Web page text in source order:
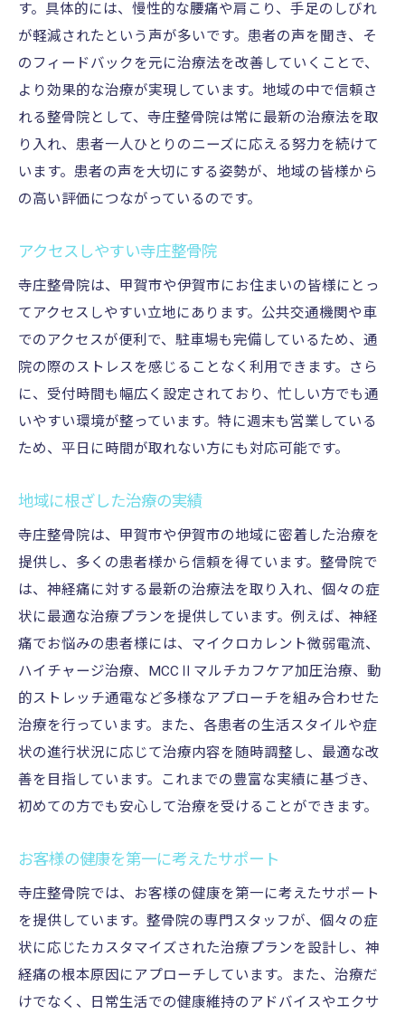
す。具体的には、慢性的な腰痛や肩こり、手足のしびれ
が軽減されたという声が多いです。患者の声を聞き、そ
のフィードバックを元に治療法を改善していくことで、
より効果的な治療が実現しています。地域の中で信頼さ
れる整骨院として、寺庄整骨院は常に最新の治療法を取
り入れ、患者一人ひとりのニーズに応える努力を続けて
います。患者の声を大切にする姿勢が、地域の皆様から
の高い評価につながっているのです。
アクセスしやすい寺庄整骨院
寺庄整骨院は、甲賀市や伊賀市にお住まいの皆様にとっ
てアクセスしやすい立地にあります。公共交通機関や車
でのアクセスが便利で、駐車場も完備しているため、通
院の際のストレスを感じることなく利用できます。さら
に、受付時間も幅広く設定されており、忙しい方でも通
いやすい環境が整っています。特に週末も営業している
ため、平日に時間が取れない方にも対応可能です。
地域に根ざした治療の実績
寺庄整骨院は、甲賀市や伊賀市の地域に密着した治療を
提供し、多くの患者様から信頼を得ています。整骨院で
は、神経痛に対する最新の治療法を取り入れ、個々の症
状に最適な治療プランを提供しています。例えば、神経
痛でお悩みの患者様には、マイクロカレント微弱電流、
ハイチャージ治療、MCCⅡマルチカフケア加圧治療、動
的ストレッチ通電など多様なアプローチを組み合わせた
治療を行っています。また、各患者の生活スタイルや症
状の進行状況に応じて治療内容を随時調整し、最適な改
善を目指しています。これまでの豊富な実績に基づき、
初めての方でも安心して治療を受けることができます。
お客様の健康を第一に考えたサポート
寺庄整骨院では、お客様の健康を第一に考えたサポート
を提供しています。整骨院の専門スタッフが、個々の症
状に応じたカスタマイズされた治療プランを設計し、神
経痛の根本原因にアプローチしています。また、治療だ
けでなく、日常生活での健康維持のアドバイスやエクサ